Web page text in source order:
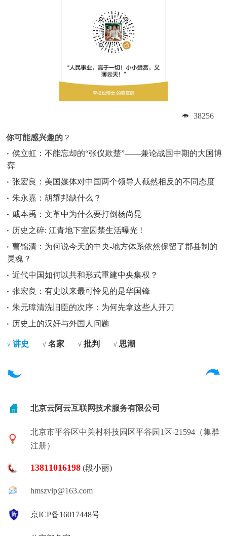
38256
你可能感兴趣的 ？
侯立虹：不能忘却的“张仪欺楚”——兼论战国中期的大国博
弈
张宏良：美国媒体对中国两个领导人截然相反的不同态度
朱永嘉：胡耀邦缺什么？
戚本禹：文革中为什么要打倒杨尚昆
历史之碎: 江青地下室囚禁生活曝光 !
曹锦清：为何说今天的中央-地方体系依然保留了郡县制的
灵魂？
近代中国如何以共和形式重建中央集权？
张宏良：有史以来最可怜见的是华国锋
朱元璋清洗旧臣的次序：为何先拿这些人开刀
历史上的汉奸与外国人问题
√ 讲史 √ 名家 √ 批判 √ 思潮
北京云阿云互联网技术服务有限公司
北京市平谷区中关村科技园区平谷园1区-21594（集群
注册）
13811016198 (段小丽)
hmszvip@163.com
京ICP备16017448号